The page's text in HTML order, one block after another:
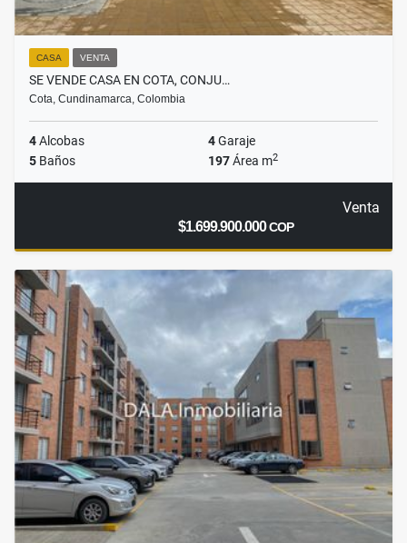
CASA VENTA
SE VENDE CASA EN COTA, CONJU…
Cota, Cundinamarca, Colombia
4Alcobas 4Garaje
5 Baños 197Área m2
Venta
$1.699.900.000COP